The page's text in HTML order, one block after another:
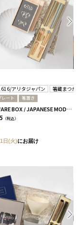
アリタジャパン 箸蔵まつか
レート 箸置き
TABLE WARE BOX / JAPANESE MODERN / 浜色＆雲色 全2サイズ Sサイズ
（税込）
日(火)にお届け